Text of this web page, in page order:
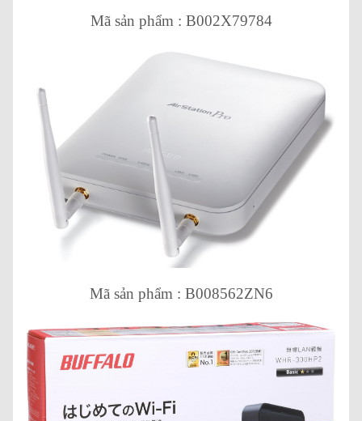
Mã sản phẩm : B002X79784
Mã sản phẩm : B008562ZN6